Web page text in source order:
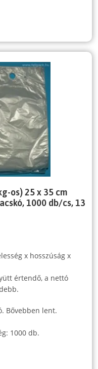
os) 25 x 35 cm
1000 db/cs, 13
x hosszúság x
értendő, a nettó
Bővebben lent.
1000 db.